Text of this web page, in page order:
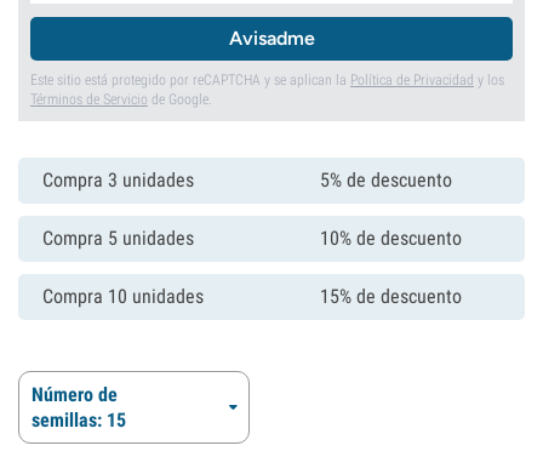
Avisadme
Este sitio está protegido por reCAPTCHA y se aplican la Política de Privacidad y los
Términos de Servicio de Google.
Compra 3 unidades 5% de descuento
Compra 5 unidades 10% de descuento
Compra 10 unidades 15% de descuento
Número de
semillas: 15